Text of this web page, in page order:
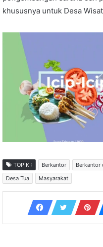
khususnya untuk Desa
TOPIK : Berkantor Berkantor
Desa Tua
Masyarakat